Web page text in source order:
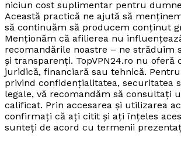
niciun cost suplimentar pentru
Această practică ne ajută să
să continuăm să producem conținut
Menționăm că afilierea nu
recomandările noastre – ne străduim
și transparenți. TopVPN24.ro nu oferă
juridică, financiară sau tehnică.
privind confidențialitatea, securitatea
legale, vă recomandăm să consultați
calificat. Prin accesarea și utilizarea
confirmați că ați citit și ați înțeles
sunteți de acord cu termenii